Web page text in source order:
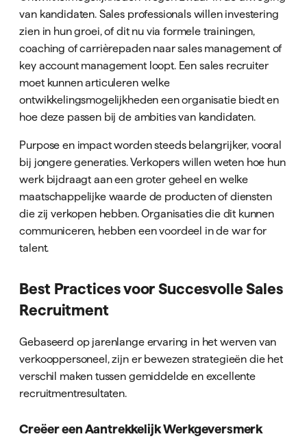
van kandidaten. Sales professionals willen investering
zien in hun groei, of dit nu via formele trainingen,
coaching of carrièrepaden naar sales management of
key account management loopt. Een sales recruiter
moet kunnen articuleren welke
ontwikkelingsmogelijkheden een organisatie biedt en
hoe deze passen bij de ambities van kandidaten.
Purpose en impact worden steeds belangrijker, vooral
bij jongere generaties. Verkopers willen weten hoe hun
werk bijdraagt aan een groter geheel en welke
maatschappelijke waarde de producten of diensten
die zij verkopen hebben. Organisaties die dit kunnen
communiceren, hebben een voordeel in de war for
talent.
Best Practices voor Succesvolle Sales
Recruitment
Gebaseerd op jarenlange ervaring in het werven van
verkooppersoneel, zijn er bewezen strategieën die het
verschil maken tussen gemiddelde en excellente
recruitmentresultaten.
Creëer een Aantrekkelijk Werkgeversmerk